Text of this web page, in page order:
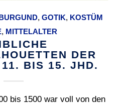
, GOTIK, KOSTÜM
, MITTELALTER
DER
BIS 15. JHD.
bis 1500 war voll von den